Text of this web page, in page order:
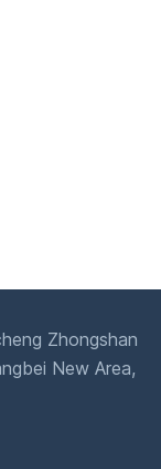
Zhongshan
New Area,